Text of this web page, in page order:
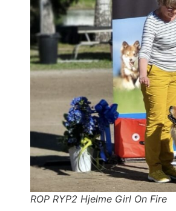
ROP RYP2 Hjelme Girl On Fire